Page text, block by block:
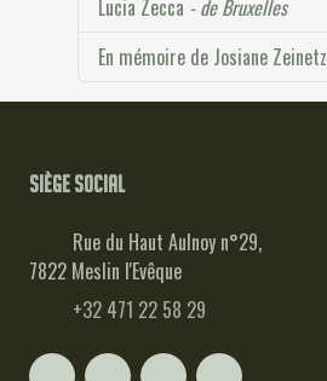
Lucia Zecca - de Bruxelles
En mémoire de Josiane Zeinetz
Siège social
Rue du Haut Aulnoy n°29,
7822 Meslin l'Evêque
+32 471 22 58 29